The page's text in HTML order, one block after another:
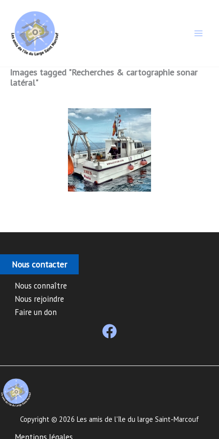
contenu
Images tagged "Recherches & cartographie sonar
latéral"
Nous contacter
Nous connaître
Nous rejoindre
Faire un don
Copyright © 2026 Les amis de l'île du large Saint-Marcouf